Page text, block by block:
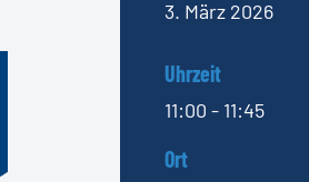
3. März 2026
Uhrzeit
11:00 - 11:45
Ort